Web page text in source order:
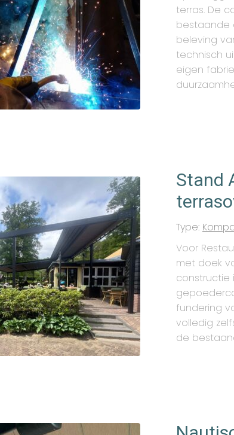
terras. De
bestaande
beleving
technisch
eigen
Stand
Type:
Voor
met doek
constructie
fundering
volledig
de